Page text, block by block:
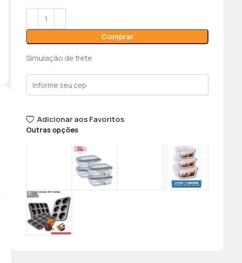
Comprar
Simulação de frete
Adicionar aos Favoritos
Outras opções